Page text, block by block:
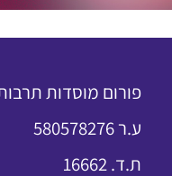
פורום מוסדות
ע.ר 580578276
ת.ד. 16662